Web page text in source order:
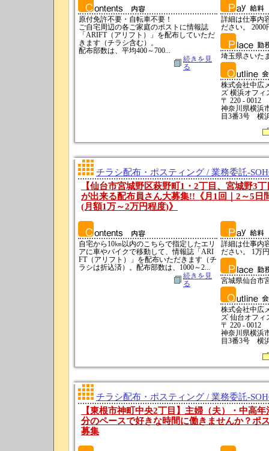
原付免許不要・自転車不要！
ご自宅周辺の各ご家庭のポストに情報誌
「ARIFT（アリフト）」を配布していただ
きます（チラシ含む）。
配布部数は、平均400～700...
続きを見
る
詳細は仕事内
ださい。 2000
埼玉県さいた
株式会社中広
ズ 横浜オフィ
〒 220 - 0012
神奈川県横浜
目3番3号 横
チラシ配布・ポスティング / 業務委託-
【仙台市宮城野区萩野町1・2丁目、宮城野3
が出来る配布員さん大募集!!《月1回｜2～5日
(月額1万～2万円程度)》
自宅から10㎞以内のこちらで指定したエリ
アに車やバイクで移動して、情報誌「ARI
FT（アリフト）」を配布いただきます（チ
ラシは折込済）。配布部数は、1000～2...
続きを見
る
詳細は仕事内
ださい。 1万
宮城県仙台市
株式会社中広
ズ 仙台オフィ
〒 220 - 0012
神奈川県横浜
目3番3号 横
チラシ配布・ポスティング / 業務委託-
【東根市神町中央2丁目】主婦（夫）・中高
分のペースで好きな時間に働きませんか？ポ
募集